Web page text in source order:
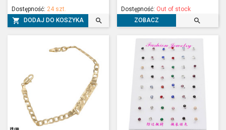
Dostępność: 24 szt.
 DODAJ DO KOSZYKA 
Dostępność: Out of stock
ZOBACZ
